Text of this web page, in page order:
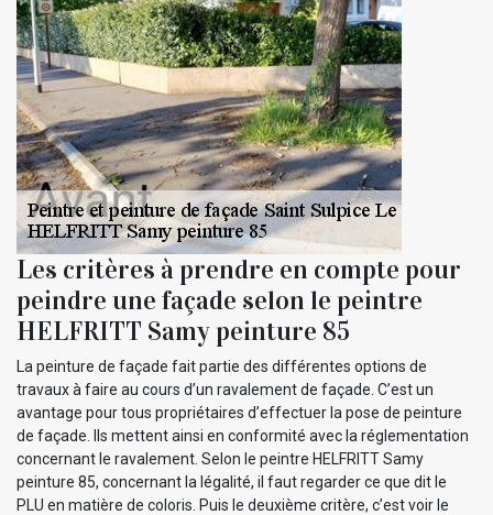
Les critères à prendre en compte pour
peindre une façade selon le peintre
HELFRITT Samy peinture 85
La peinture de façade fait partie des différentes options de
travaux à faire au cours d’un ravalement de façade. C’est un
avantage pour tous propriétaires d’effectuer la pose de peinture
de façade. Ils mettent ainsi en conformité avec la réglementation
concernant le ravalement. Selon le peintre HELFRITT Samy
peinture 85, concernant la légalité, il faut regarder ce que dit le
PLU en matière de coloris. Puis le deuxième critère, c’est voir le